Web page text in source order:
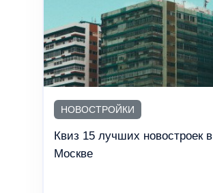
НОВОСТРОЙКИ
Квиз 15 лучших новостроек в
Москве